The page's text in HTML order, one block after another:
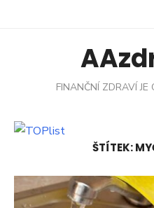
FINANČNÍ ZDRAVÍ
ŠTÍTEK: